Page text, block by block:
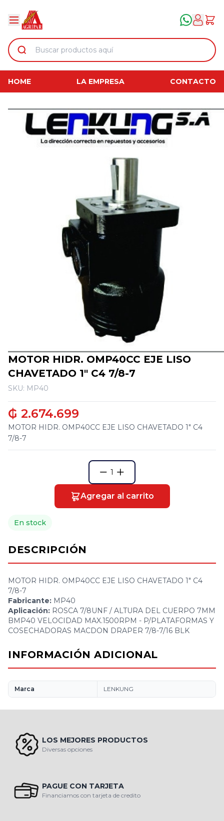
HOME LA EMPRESA CONTACTO
MOTOR HIDR. OMP40CC EJE LISO
CHAVETADO 1" C4 7/8-7
SKU: MP40
₲ 2.674.699
MOTOR HIDR. OMP40CC EJE LISO CHAVETADO 1" C4
7/8-7
1
Agregar al carrito
En stock
DESCRIPCIÓN
MOTOR HIDR. OMP40CC EJE LISO CHAVETADO 1" C4
7/8-7
Fabricante: MP40
Aplicación: ROSCA 7/8UNF / ALTURA DEL CUERPO 7MM
BMP40 VELOCIDAD MAX.1500RPM - P/PLATAFORMAS Y
COSECHADORAS MACDON DRAPER 7/8-7/16 BLK
INFORMACIÓN ADICIONAL
Marca LENKUNG
LOS MEJORES PRODUCTOS
Diversas opciones
PAGUE CON TARJETA
Financiamos con tarjeta de credito